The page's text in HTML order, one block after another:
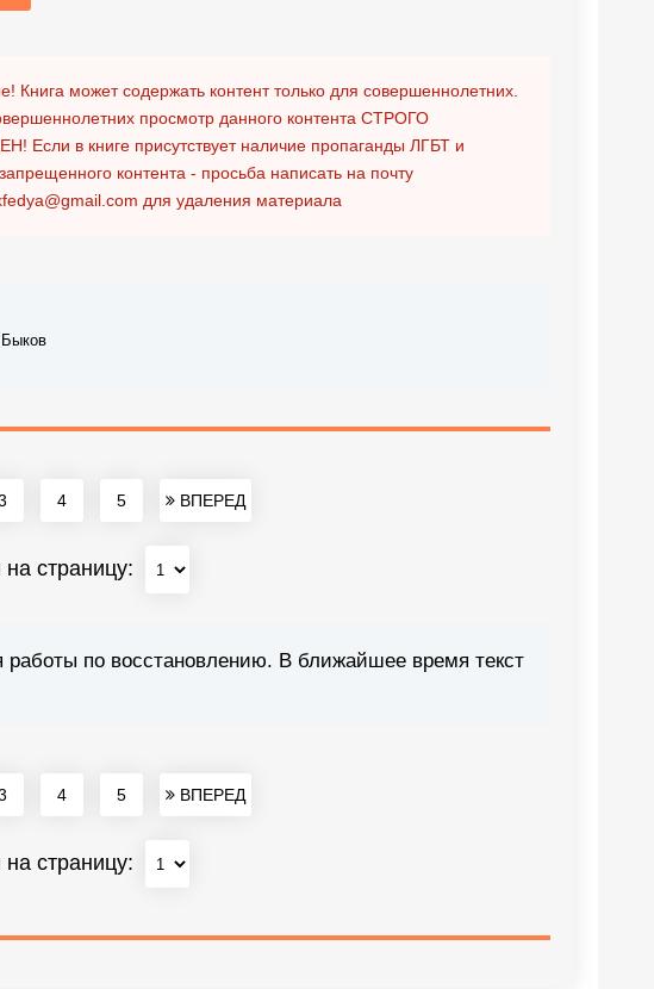
Книга может содержать контент только для совершеннолетних.
просмотр данного контента СТРОГО
Если в книге присутствует наличие пропаганды ЛГБТ и
контента - просьба написать на почту
для удаления материала
4 5 ВПЕРЕД
страницу:
по восстановлению. В ближайшее время текст
4 5 ВПЕРЕД
страницу: